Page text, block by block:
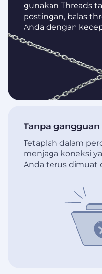
gunakan Threads
postingan, balas
Anda dengan
Tanpa
Tetaplah dalam
menjaga koneksi
Anda terus dimuat